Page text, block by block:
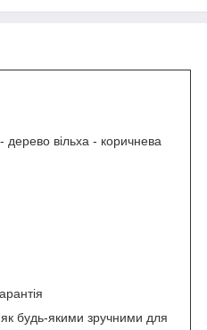
дерево вільха - коричнева
будь-якими зручними для